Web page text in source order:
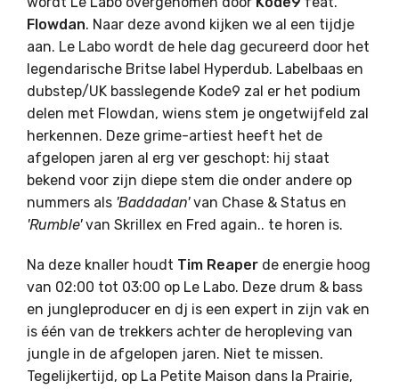
Flowdan. Naar deze avond kijken we al een tijdje
aan. Le Labo wordt de hele dag gecureerd door het
legendarische Britse label Hyperdub. Labelbaas en
dubstep/UK basslegende Kode9 zal er het podium
delen met Flowdan, wiens stem je ongetwijfeld zal
herkennen. Deze grime-artiest heeft het de
afgelopen jaren al erg ver geschopt: hij staat
bekend voor zijn diepe stem die onder andere op
nummers als 'Baddadan'van Chase & Status en
'Rumble'van Skrillex en Fred again.. te horen is.
Na deze knaller houdt Tim Reaper de energie hoog
van 02:00 tot 03:00 op Le Labo. Deze drum & bass
en jungleproducer en dj is een expert in zijn vak en
is één van de trekkers achter de heropleving van
jungle in de afgelopen jaren. Niet te missen.
Tegelijkertijd, op La Petite Maison dans la Prairie,